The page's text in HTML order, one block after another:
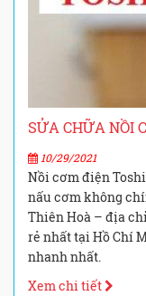
SỬA CHỮA NỒI
10/29/2021
Nồi cơm điện
nấu cơm không
Thiên Hoà – địa
rẻ nhất tại Hồ Chí
nhanh nhất.
Xem chi tiết